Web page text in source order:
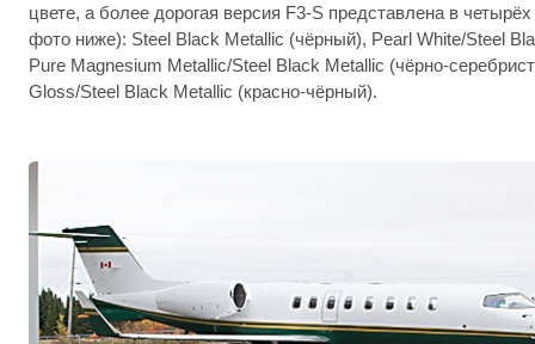
цвете, а более дорогая версия F3-S представлена в
фото ниже): Steel Black Metallic (чёрный), Pearl White/Steel
Pure Magnesium Metallic/Steel Black Metallic (чёрно-
Gloss/Steel Black Metallic (красно-чёрный).